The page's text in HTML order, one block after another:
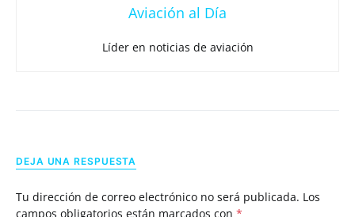
Aviación al Día
Líder en noticias de aviación
DEJA UNA RESPUESTA
Tu dirección de correo electrónico no será publicada. Los
campos obligatorios están marcados con *